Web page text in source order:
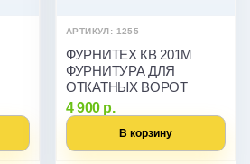
АРТИКУЛ: 1255
ФУРНИТЕХ КВ 201М
ФУРНИТУРА ДЛЯ
ОТКАТНЫХ ВОРОТ
4 900 р.
В корзину